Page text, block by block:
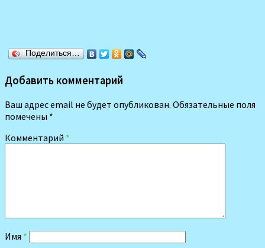
Поделиться…
Добавить комментарий
Ваш адрес email не будет опубликован. Обязательные поля
помечены *
Комментарий *
Имя *